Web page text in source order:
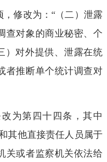
修改为：“（二）泄露
查对象的商业秘密、个
）对外提供、泄露在统
者推断单个统计调查对
为第四十四条，其中
其他直接责任人员属于
关或者监察机关依法给